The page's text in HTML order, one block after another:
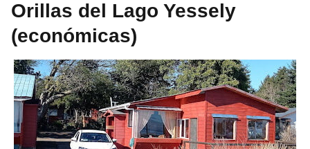
Orillas del Lago Yessely
(económicas)